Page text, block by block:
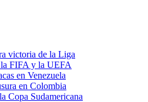
victoria de la Liga
la FIFA y la UEFA
en Venezuela
en Colombia
Copa Sudamericana